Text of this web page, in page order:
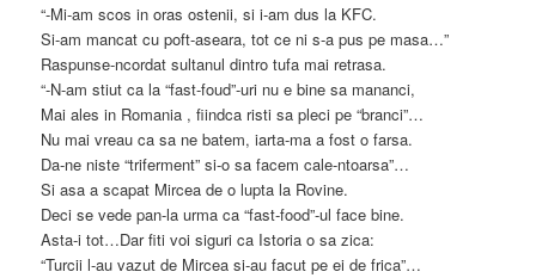
“-Mi-am scos in oras ostenii, si i-am dus la KFC.
Si-am mancat cu poft-aseara, tot ce ni s-a pus pe masa…”
Raspunse-ncordat sultanul dintro tufa mai retrasa.
“-N-am stiut ca la “fast-foud”-uri nu e bine sa mananci,
Mai ales in Romania , fiindca risti sa pleci pe “branci”…
Nu mai vreau ca sa ne batem, iarta-ma a fost o farsa.
Da-ne niste “triferment” si-o sa facem cale-ntoarsa”…
Si asa a scapat Mircea de o lupta la Rovine.
Deci se vede pan-la urma ca “fast-food”-ul face bine.
Asta-i tot…Dar fiti voi siguri ca Istoria o sa zica:
“Turcii l-au vazut de Mircea si-au facut pe ei de frica”…